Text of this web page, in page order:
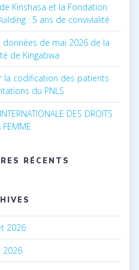
Kinshasa et la Fondation
: 5 ans de convivialité
de mai 2026 de la
de Kingabwa
la codification des patients
du PNLS
DES DROITS
FEMME
RÉCENTS
2026
2026